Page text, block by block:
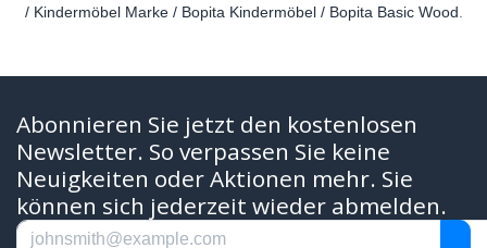
/ Kindermöbel Marke / Bopita Kindermöbel / Bopita Basic Wood
Abonnieren Sie jetzt den kostenlosen
Newsletter. So verpassen Sie keine
Neuigkeiten oder Aktionen mehr. Sie
können sich jederzeit wieder abmelden.